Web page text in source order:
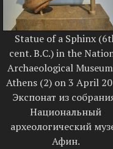
Statue of a Sphinx
cent. B.C.) in the
Archaeological
Athens (2) on 3 April
Экспонат из
Национальный
археологический
Афин.